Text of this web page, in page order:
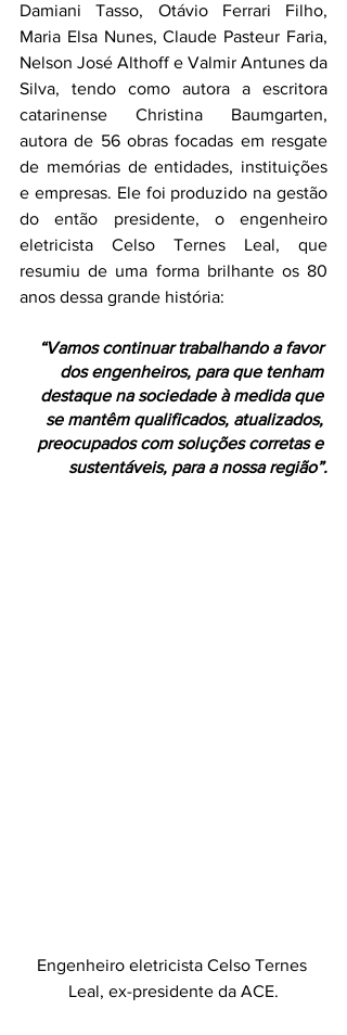
Damiani Tasso, Otávio Ferrari Filho,
Maria Elsa Nunes, Claude Pasteur Faria,
Nelson José Althoff e Valmir Antunes da
Silva, tendo como autora a escritora
catarinense Christina Baumgarten,
autora de 56 obras focadas em resgate
de memórias de entidades, instituições
e empresas. Ele foi produzido na gestão
do então presidente, o engenheiro
eletricista Celso Ternes Leal, que
resumiu de uma forma brilhante os 80
anos dessa grande história:
“Vamos continuar trabalhando a favor
dos engenheiros, para que tenham
destaque na sociedade à medida que
se mantêm qualificados, atualizados,
preocupados com soluções corretas e
sustentáveis, para a nossa região”.
Engenheiro eletricista Celso Ternes
Leal, ex-presidente da ACE.